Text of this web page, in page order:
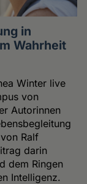
in
Wahrheit
Winter live
von
Autorinnen
Ralf
darin
dem Ringen
Intelligenz.